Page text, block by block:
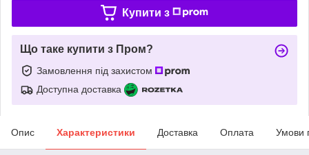
Купити з
Що таке купити з Пром?
Замовлення під захистом
Доступна доставка
Опис Характеристики Доставка Оплата Умови